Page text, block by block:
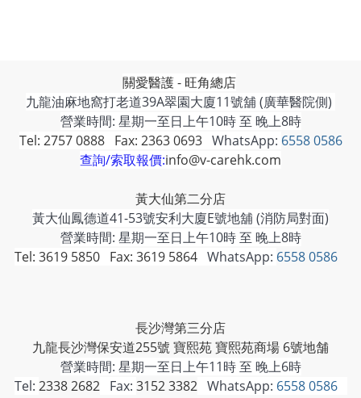
關愛醫護 - 旺角總店
九龍油麻地窩打老道39A翠園大廈11號舖 (廣華醫院側)
營業時間: 星期一至日上午10時 至 晚上8時
Tel: 2757 0888 Fax: 2363 0693WhatsApp: 6558 0586
查詢/索取報價:info@v-carehk.com
黃大仙第二分店
黃大仙鳳德道41-53號安利大廈E號地舖 (消防局對面)
營業時間: 星期一至日上午10時 至 晚上8時
Tel: 3619 5850 Fax: 3619 5864WhatsApp: 6558 0586
長沙灣第三分店
九龍長沙灣保安道255號 寶熙苑 寶熙苑商場 6號地舗
營業時間: 星期一至日上午11時 至 晚上6時
Tel: 2338 2682Fax: 3152 3382WhatsApp: 6558 0586